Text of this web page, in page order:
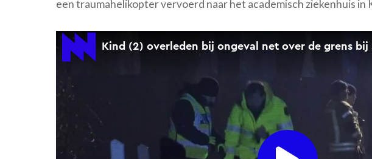
een traumahelikopter vervoerd naar het academisch ziekenhuis in